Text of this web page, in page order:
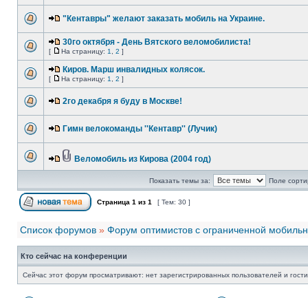
"Кентавры" желают заказать мобиль на Украине.
30го октября - День Вятского веломобилиста!
[ На страницу: 1 2 ]
Киров. Марш инвалидных колясок.
[ На страницу: 1 2 ]
2го декабря я буду в Москве!
Гимн велокоманды ''Кентавр'' (Лучик)
Веломобиль из Кирова (2004 год)
Показать темы за: Поле
Страница 1 из 1 [ Тем: 30 ]
Список форумов » Форум оптимистов с ограниченной
Кто сейчас на конференции
Сейчас этот форум просматривают: нет зарегистрированных пользователей и